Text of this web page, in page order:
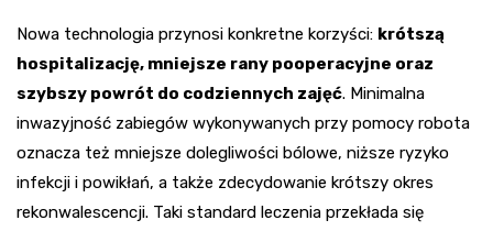
Nowa technologia przynosi konkretne korzyści: krótszą
hospitalizację, mniejsze rany pooperacyjne oraz
szybszy powrót do codziennych zajęć. Minimalna
inwazyjność zabiegów wykonywanych przy pomocy robota
oznacza też mniejsze dolegliwości bólowe, niższe ryzyko
infekcji i powikłań, a także zdecydowanie krótszy okres
rekonwalescencji. Taki standard leczenia przekłada się